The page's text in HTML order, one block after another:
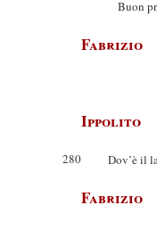
Buon
Fabrizio
Ippolito
280 Dov’è il
Fabrizio